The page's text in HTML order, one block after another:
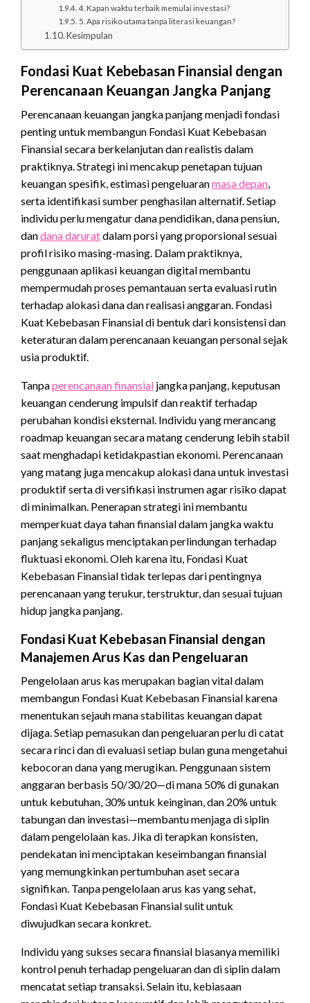
4. Kapan waktu terbaik memulai investasi?
5. Apa risiko utama tanpa literasi keuangan?
Kesimpulan
Fondasi Kuat Kebebasan Finansial dengan
Perencanaan Keuangan Jangka Panjang
Perencanaan keuangan jangka panjang menjadi fondasi
penting untuk membangun Fondasi Kuat Kebebasan
Finansial secara berkelanjutan dan realistis dalam
praktiknya. Strategi ini mencakup penetapan tujuan
keuangan spesifik, estimasi pengeluaranmasa depan
serta identifikasi sumber penghasilan alternatif. Setiap
individu perlu mengatur dana pendidikan, dana pensiun,
dandana daruratdalam porsi yang proporsional sesuai
profil risiko masing-masing. Dalam praktiknya,
penggunaan aplikasi keuangan digital membantu
mempermudah proses pemantauan serta evaluasi rutin
terhadap alokasi dana dan realisasi anggaran. Fondasi
Kuat Kebebasan Finansial di bentuk dari konsistensi dan
keteraturan dalam perencanaan keuangan personal sejak
usia produktif.
Tanpaperencanaan finansial jangka panjang, keputusan
keuangan cenderung impulsif dan reaktif terhadap
perubahan kondisi eksternal. Individu yang merancang
roadmap keuangan secara matang cenderung lebih stabil
saat menghadapi ketidakpastian ekonomi. Perencanaan
yang matang juga mencakup alokasi dana untuk investasi
produktif serta di versifikasi instrumen agar risiko dapat
di minimalkan. Penerapan strategi ini membantu
memperkuat daya tahan finansial dalam jangka waktu
panjang sekaligus menciptakan perlindungan terhadap
fluktuasi ekonomi. Oleh karena itu, Fondasi Kuat
Kebebasan Finansial tidak terlepas dari pentingnya
perencanaan yang terukur, terstruktur, dan sesuai tujuan
hidup jangka panjang.
Fondasi Kuat Kebebasan Finansial dengan
Manajemen Arus Kas dan Pengeluaran
Pengelolaan arus kas merupakan bagian vital dalam
membangun Fondasi Kuat Kebebasan Finansial karena
menentukan sejauh mana stabilitas keuangan dapat
dijaga. Setiap pemasukan dan pengeluaran perlu di catat
secara rinci dan di evaluasi setiap bulan guna mengetahui
kebocoran dana yang merugikan. Penggunaan sistem
anggaran berbasis 50/30/20—di mana 50% di gunakan
untuk kebutuhan, 30% untuk keinginan, dan 20% untuk
tabungan dan investasi—membantu menjaga di siplin
dalam pengelolaan kas. Jika di terapkan konsisten,
pendekatan ini menciptakan keseimbangan finansial
yang memungkinkan pertumbuhan aset secara
signifikan. Tanpa pengelolaan arus kas yang sehat,
Fondasi Kuat Kebebasan Finansial sulit untuk
diwujudkan secara konkret.
Individu yang sukses secara finansial biasanya memiliki
kontrol penuh terhadap pengeluaran dan di siplin dalam
mencatat setiap transaksi. Selain itu, kebiasaan